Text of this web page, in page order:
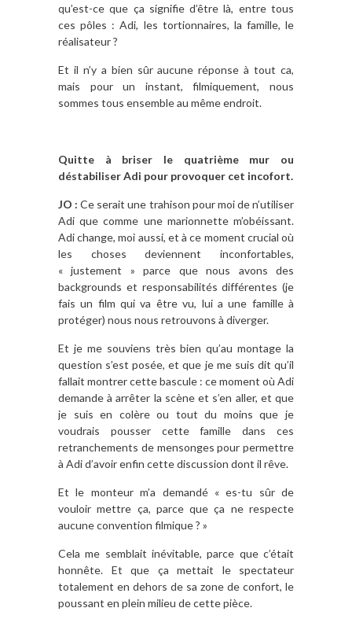
qu’est-ce que ça signifie d’être là, entre tous
ces pôles : Adi, les tortionnaires, la famille, le
réalisateur ?
Et il n’y a bien sûr aucune réponse à tout ca,
mais pour un instant, filmiquement, nous
sommes tous ensemble au même endroit.
Quitte à briser le quatrième mur ou
déstabiliser Adi pour provoquer cet incofort.
JO : Ce serait une trahison pour moi de n’utiliser
Adi que comme une marionnette m’obéissant.
Adi change, moi aussi, et à ce moment crucial où
les choses deviennent inconfortables,
« justement » parce que nous avons des
backgrounds et responsabilités différentes (je
fais un film qui va être vu, lui a une famille à
protéger) nous nous retrouvons à diverger.
Et je me souviens très bien qu’au montage la
question s’est posée, et que je me suis dit qu’il
fallait montrer cette bascule : ce moment où Adi
demande à arrêter la scène et s’en aller, et que
je suis en colère ou tout du moins que je
voudrais pousser cette famille dans ces
retranchements de mensonges pour permettre
à Adi d’avoir enfin cette discussion dont il rêve.
Et le monteur m’a demandé « es-tu sûr de
vouloir mettre ça, parce que ça ne respecte
aucune convention filmique ? »
Cela me semblait inévitable, parce que c’était
honnête. Et que ça mettait le spectateur
totalement en dehors de sa zone de confort, le
poussant en plein milieu de cette pièce.